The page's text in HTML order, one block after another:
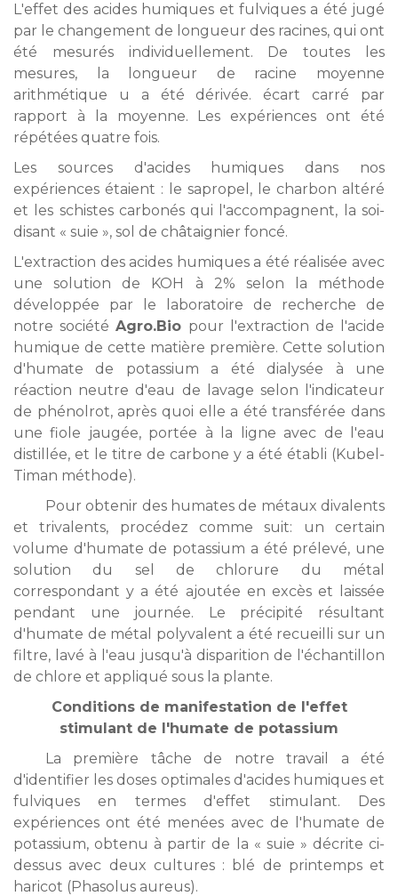
L'effet des acides humiques et fulviques a été jugé
par le changement de longueur des racines, qui ont
été mesurés individuellement. De toutes les
mesures, la longueur de racine moyenne
arithmétique u a été dérivée. écart carré par
rapport à la moyenne. Les expériences ont été
répétées quatre fois.
Les sources d'acides humiques dans nos
expériences étaient : le sapropel, le charbon altéré
et les schistes carbonés qui l'accompagnent, la soi-
disant « suie », sol de châtaignier foncé.
L'extraction des acides humiques a été réalisée avec
une solution de KOH à 2% selon la méthode
développée par le laboratoire de recherche de
notre sociétéAgro.Bio pour l'extraction de l'acide
humique de cette matière première. Cette solution
d'humate de potassium a été dialysée à une
réaction neutre d'eau de lavage selon l'indicateur
de phénolrot, après quoi elle a été transférée dans
une fiole jaugée, portée à la ligne avec de l'eau
distillée, et le titre de carbone y a été établi (Kubel-
Timan méthode).
Pour obtenir des humates de métaux divalents
et trivalents, procédez comme suit: un certain
volume d'humate de potassium a été prélevé, une
solution du sel de chlorure du métal
correspondant y a été ajoutée en excès et laissée
pendant une journée. Le précipité résultant
d'humate de métal polyvalent a été recueilli sur un
filtre, lavé à l'eau jusqu'à disparition de l'échantillon
de chlore et appliqué sous la plante.
Conditions de manifestation de l'effet
stimulant de l'humate de potassium
La première tâche de notre travail a été
d'identifier les doses optimales d'acides humiques et
fulviques en termes d'effet stimulant. Des
expériences ont été menées avec de l'humate de
potassium, obtenu à partir de la « suie » décrite ci-
dessus avec deux cultures : blé de printemps et
haricot (Phasolus aureus).